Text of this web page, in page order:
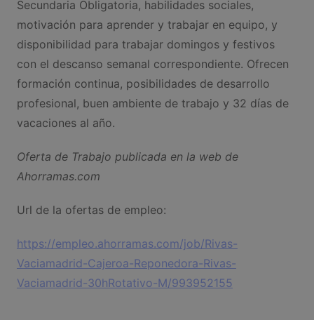
Secundaria Obligatoria, habilidades sociales,
motivación para aprender y trabajar en equipo, y
disponibilidad para trabajar domingos y festivos
con el descanso semanal correspondiente. Ofrecen
formación continua, posibilidades de desarrollo
profesional, buen ambiente de trabajo y 32 días de
vacaciones al año.
Oferta de Trabajo publicada en la web de
Ahorramas.com
Url de la ofertas de empleo:
https://empleo.ahorramas.com/job/Rivas-
Vaciamadrid-Cajeroa-Reponedora-Rivas-
Vaciamadrid-30hRotativo-M/993952155